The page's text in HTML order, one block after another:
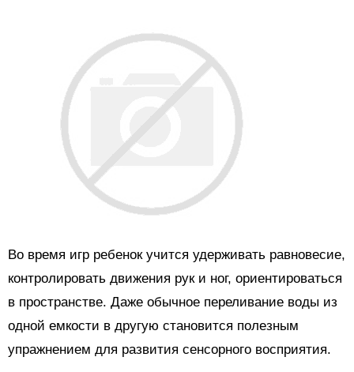
Во время игр ребенок учится удерживать равновесие,
контролировать движения рук и ног, ориентироваться
в пространстве. Даже обычное переливание воды из
одной емкости в другую становится полезным
упражнением для развития сенсорного восприятия.